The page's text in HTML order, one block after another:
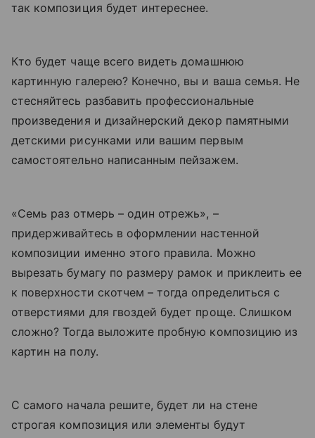
так композиция будет интереснее.
Кто будет чаще всего видеть домашнюю
картинную галерею? Конечно, вы и ваша семья. Не
стесняйтесь разбавить профессиональные
произведения и дизайнерский декор памятными
детскими рисунками или вашим первым
самостоятельно написанным пейзажем.
«Семь раз отмерь – один отрежь», –
придерживайтесь в оформлении настенной
композиции именно этого правила. Можно
вырезать бумагу по размеру рамок и приклеить ее
к поверхности скотчем – тогда определиться с
отверстиями для гвоздей будет проще. Слишком
сложно? Тогда выложите пробную композицию из
картин на полу.
С самого начала решите, будет ли на стене
строгая композиция или элементы будут